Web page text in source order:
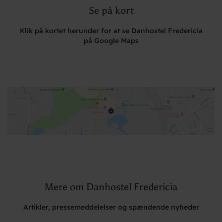
Se på kort
Klik på kortet herunder for at se Danhostel Fredericia
på Google Maps
Mere om Danhostel Fredericia
Artikler, pressemeddelelser og spændende nyheder